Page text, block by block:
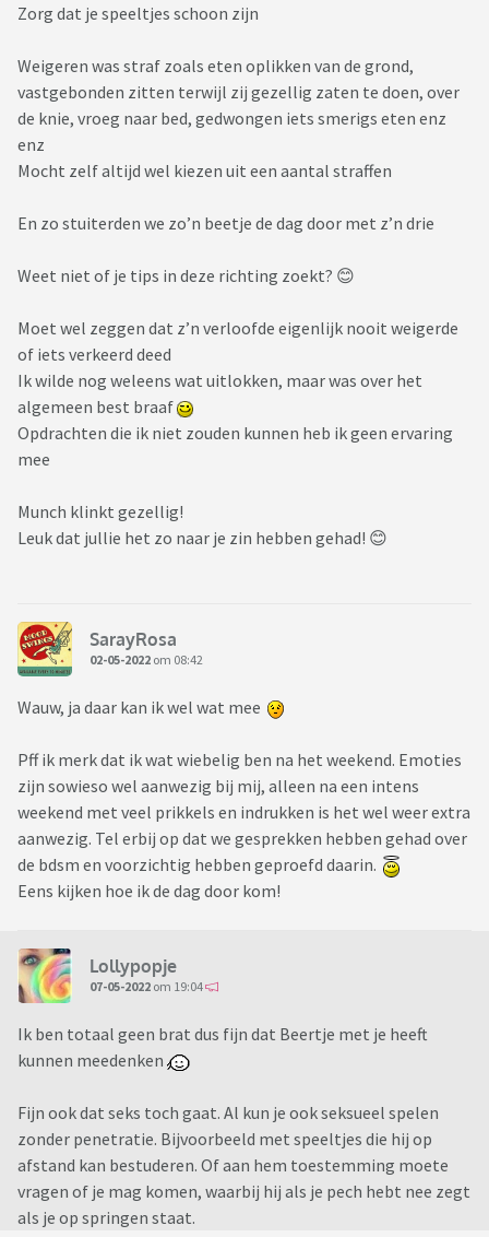
Zorg dat je speeltjes schoon zijn
Weigeren was straf zoals eten oplikken van de grond,
vastgebonden zitten terwijl zij gezellig zaten te doen, over
de knie, vroeg naar bed, gedwongen iets smerigs eten enz
enz
Mocht zelf altijd wel kiezen uit een aantal straffen
En zo stuiterden we zo’n beetje de dag door met z’n drie
Weet niet of je tips in deze richting zoekt? 😊
Moet wel zeggen dat z’n verloofde eigenlijk nooit weigerde
of iets verkeerd deed
Ik wilde nog weleens wat uitlokken, maar was over het
algemeen best braaf
Opdrachten die ik niet zouden kunnen heb ik geen ervaring
mee
Munch klinkt gezellig!
Leuk dat jullie het zo naar je zin hebben gehad! 😊
SarayRosa
02-05-2022 om 08:42
Wauw, ja daar kan ik wel wat mee
Pff ik merk dat ik wat wiebelig ben na het weekend. Emoties
zijn sowieso wel aanwezig bij mij, alleen na een intens
weekend met veel prikkels en indrukken is het wel weer extra
aanwezig. Tel erbij op dat we gesprekken hebben gehad over
de bdsm en voorzichtig hebben geproefd daarin.
Eens kijken hoe ik de dag door kom!
Lollypopje
07-05-2022 om 19:04
Ik ben totaal geen brat dus fijn dat Beertje met je heeft
kunnen meedenken
Fijn ook dat seks toch gaat. Al kun je ook seksueel spelen
zonder penetratie. Bijvoorbeeld met speeltjes die hij op
afstand kan bestuderen. Of aan hem toestemming moete
vragen of je mag komen, waarbij hij als je pech hebt nee zegt
als je op springen staat.